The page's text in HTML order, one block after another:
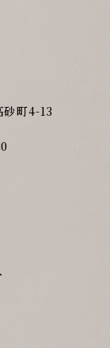
町4-13